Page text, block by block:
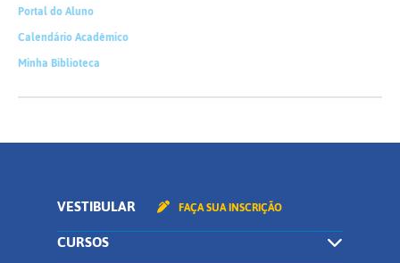
Portal do Aluno
Calendário Acadêmico
Minha Biblioteca
VESTIBULAR FAÇA SUA INSCRIÇÃO
CURSOS